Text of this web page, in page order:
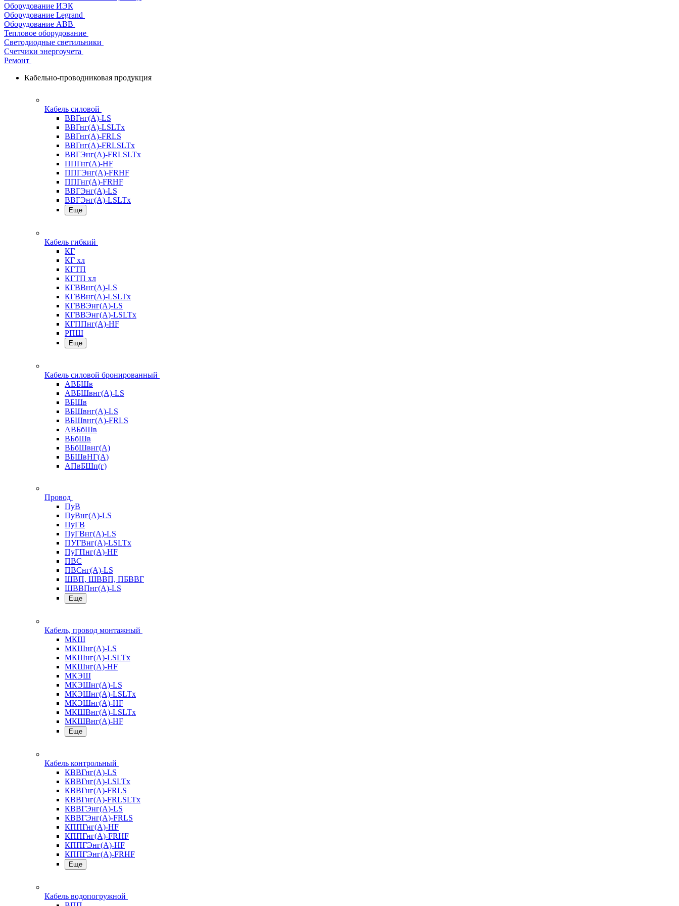
Оборудование ИЭК
Оборудование Legrand
Оборудование АВВ
Тепловое оборудование
Светодиодные светильники
Счетчики энергоучета
Ремонт
Кабельно-проводниковая продукция
Кабель силовой
ВВГнг(А)-LS
ВВГнг(А)-LSLTx
ВВГнг(А)-FRLS
ВВГнг(А)-FRLSLTx
ВВГЭнг(А)-FRLSLTx
ППГнг(А)-HF
ППГЭнг(А)-FRHF
ППГнг(А)-FRHF
ВВГЭнг(А)-LS
ВВГЭнг(А)-LSLTx
Еще
Кабель гибкий
КГ
КГ хл
КГТП
КГТП хл
КГВВнг(А)-LS
КГВВнг(А)-LSLTx
КГВВЭнг(А)-LS
КГВВЭнг(А)-LSLTx
КГППнг(А)-HF
РПШ
Еще
Кабель силовой бронированный
АВБШв
АВБШвнг(А)-LS
ВБШв
ВБШвнг(А)-LS
ВБШвнг(А)-FRLS
АВБбШв
ВБбШв
ВБбШвнг(А)
ВБШвНГ(А)
АПвБШп(г)
Провод
ПуВ
ПуВнг(А)-LS
ПуГВ
ПуГВнг(А)-LS
ПУГВнг(А)-LSLTx
ПуГПнг(А)-HF
ПВС
ПВСнг(А)-LS
ШВП, ШВВП, ПБВВГ
ШВВПнг(А)-LS
Еще
Кабель, провод монтажный
МКШ
МКШнг(А)-LS
МКШнг(А)-LSLTx
МКШнг(А)-HF
МКЭШ
МКЭШнг(А)-LS
МКЭШнг(А)-LSLTx
МКЭШнг(А)-HF
МКШВнг(A)-LSLTx
МКШВнг(А)-HF
Еще
Кабель контрольный
КВВГнг(А)-LS
КВВГнг(А)-LSLTx
КВВГнг(А)-FRLS
КВВГнг(А)-FRLSLTx
КВВГЭнг(А)-LS
КВВГЭнг(А)-FRLS
КППГнг(А)-HF
КППГнг(А)-FRHF
КППГЭнг(А)-HF
КППГЭнг(А)-FRHF
Еще
Кабель водопогружной